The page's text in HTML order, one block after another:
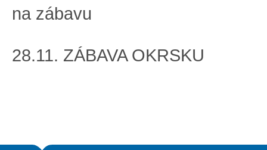
na zábavu
28.11. ZÁBAVA OKRSKU